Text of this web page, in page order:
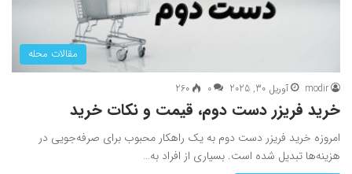
مقالات محله
modir آوریل 30, 2025 0
260
خرید فریزر دست دوم، قیمت و نکات خرید
امروزه خرید فریزر دست دوم به یک راهکار محبوب برای صرفه‌جویی در
هزینه‌ها تبدیل شده است. بسیاری از افراد به…